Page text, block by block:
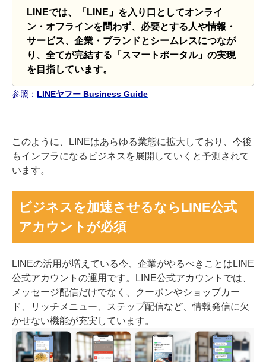
LINEでは、「LINE」を入り口としてオンライ
ン・オフラインを問わず、必要とする人や情報・
サービス、 企業・ブランドとシームレスにつなが
り、全てが完結する「スマートポータル」の実現
を目指しています。
参照： LINEヤフー Business Guide
このように、LINEはあらゆる業態に拡大しており、今後
もインフラになるビジネスを展開していくと予測されて
います。
ビジネスを加速させるならLINE公式
アカウントが必須
LINEの活用が増えている今、企業がやるべきことはLINE
公式アカウントの運用です。LINE公式アカウントでは、
メッセージ配信だけでなく、クーポンやショップカー
ド、リッチメニュー、ステップ配信など、情報発信に欠
かせない機能が充実しています。